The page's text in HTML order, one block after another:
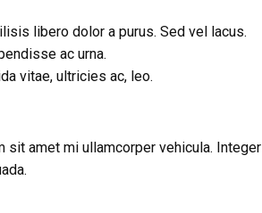
libero dolor a purus. Sed vel lacus.
ac urna.
vitae, ultricies ac, leo.
amet mi ullamcorper vehicula. Integer